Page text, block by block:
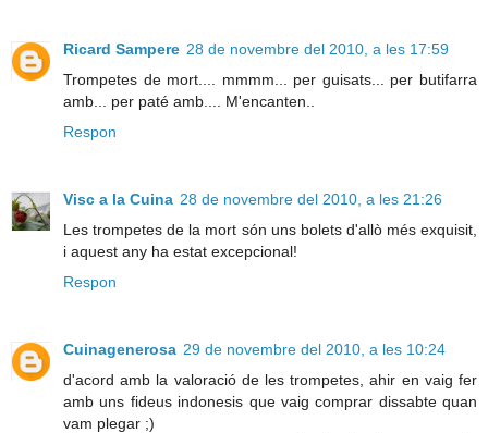
Ricard Sampere 28 de novembre del 2010, a les 17:59
Trompetes de mort.... mmmm... per guisats... per butifarra
amb... per paté amb.... M'encanten..
Respon
Visc a la Cuina 28 de novembre del 2010, a les 21:26
Les trompetes de la mort són uns bolets d'allò més exquisit,
i aquest any ha estat excepcional!
Respon
Cuinagenerosa 29 de novembre del 2010, a les 10:24
d'acord amb la valoració de les trompetes, ahir en vaig fer
amb uns fideus indonesis que vaig comprar dissabte quan
vam plegar ;)